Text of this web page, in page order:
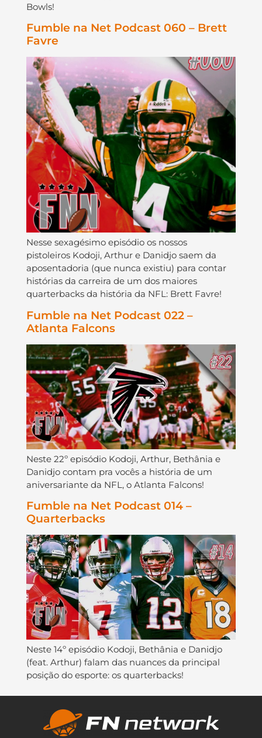
Bowls!
Fumble na Net Podcast 060 – Brett
Favre
Nesse sexagésimo episódio os nossos
pistoleiros Kodoji, Arthur e Danidjo saem da
aposentadoria (que nunca existiu) para contar
histórias da carreira de um dos maiores
quarterbacks da história da NFL: Brett Favre!
Fumble na Net Podcast 022 –
Atlanta Falcons
Neste 22º episódio Kodoji, Arthur, Bethânia e
Danidjo contam pra vocês a história de um
aniversariante da NFL, o Atlanta Falcons!
Fumble na Net Podcast 014 –
Quarterbacks
Neste 14º episódio Kodoji, Bethânia e Danidjo
(feat. Arthur) falam das nuances da principal
posição do esporte: os quarterbacks!